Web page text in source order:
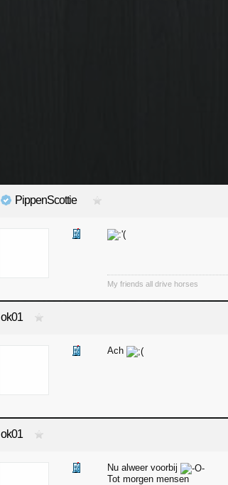
PippenScottie
My friends all drive horses
ok01
Ach
ok01
Nu alweer voorbij
Tot morgen mensen